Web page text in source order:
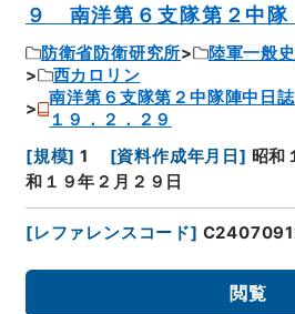
９ 南洋第６支隊第２中
防衛省防衛研究所 陸軍一般
西カロリン
南洋第６支隊第２中隊陣中日
１９．２．２９
[規模] 1 [資料作成年月日] 昭和
和１９年２月２９日
[レファレンスコード]
閲覧